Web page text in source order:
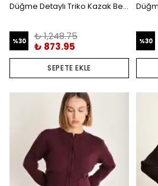
Düğme Detaylı Triko Kazak Beyaz
%30
₺ 1,248.75
₺ 873.95
SEPETE EKLE
%30